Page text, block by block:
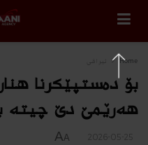
Home ئیراقی
بۆ ده‌ستپێكرنا
هه‌رێمێ دێ چیته‌
A
A